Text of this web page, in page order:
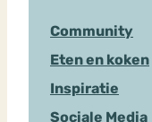
Community
Eten en koken
Inspiratie
Sociale Media